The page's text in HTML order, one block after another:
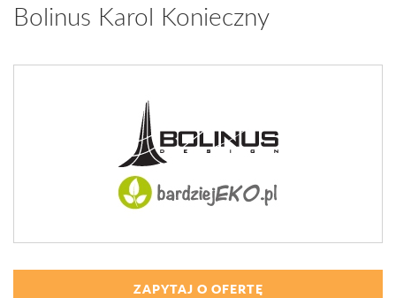
Bolinus Karol Konieczny
ZAPYTAJ O OFERTĘ